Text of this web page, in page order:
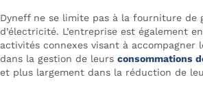
Dyneff ne se limite pas à la fourniture de
d’électricité. L’entreprise est également
activités connexes visant à accompagner
dans la gestion de leurs consommations
et plus largement dans la réduction de